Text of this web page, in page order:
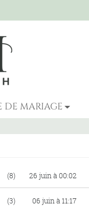
DE MARIAGE
(8) 26 juin à 00:02
(3) 06 juin à 11:17